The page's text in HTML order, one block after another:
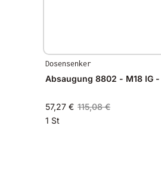
Dosensenker
Absaugung 8802 - M18 IG -
57,27 € 115,08 €
1 St